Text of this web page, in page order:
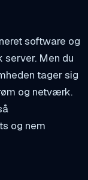
software og
server. Men du
tager sig
og netværk.
og nem